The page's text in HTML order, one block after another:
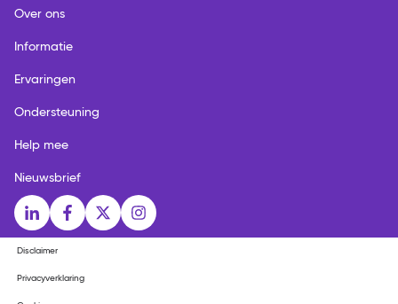
Over ons
Informatie
Ervaringen
Ondersteuning
Help mee
Nieuwsbrief
Social media links
LinkedInFacebook
X Instagram
Disclaimer
Privacyverklaring